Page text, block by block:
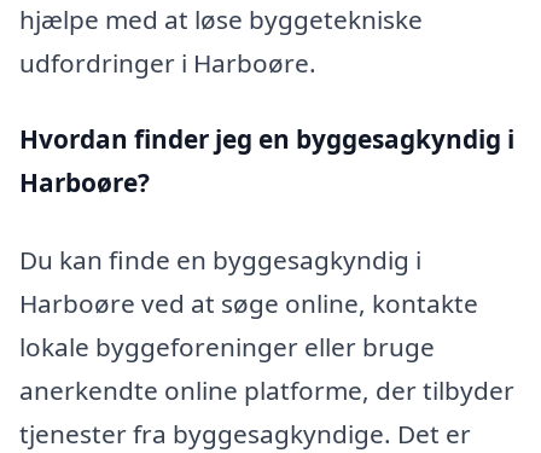
hjælpe med at løse byggetekniske
udfordringer i Harboøre.
Hvordan finder jeg en byggesagkyndig i
Harboøre?
Du kan finde en byggesagkyndig i
Harboøre ved at søge online, kontakte
lokale byggeforeninger eller bruge
anerkendte online platforme, der tilbyder
tjenester fra byggesagkyndige. Det er